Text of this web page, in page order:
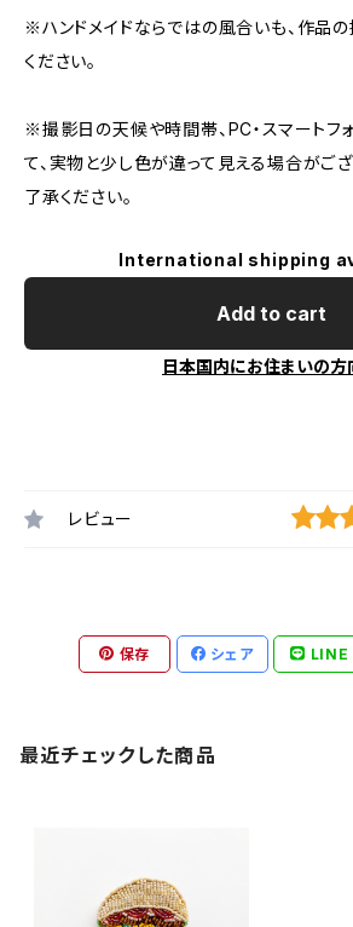
※ハンドメイドならではの風合いも、作品
ください。
※撮影日の天候や時間帯、PC・スマートフ
て、実物と少し色が違って見える場合がご
了承ください。
International shipping
Add to cart
日本国内にお住まいの方
レビュー
保存 シェア LINE
最近チェックした商品